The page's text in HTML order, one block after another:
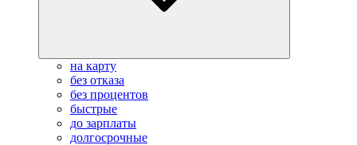
на карту
без отказа
без процентов
быстрые
до зарплаты
долгосрочные